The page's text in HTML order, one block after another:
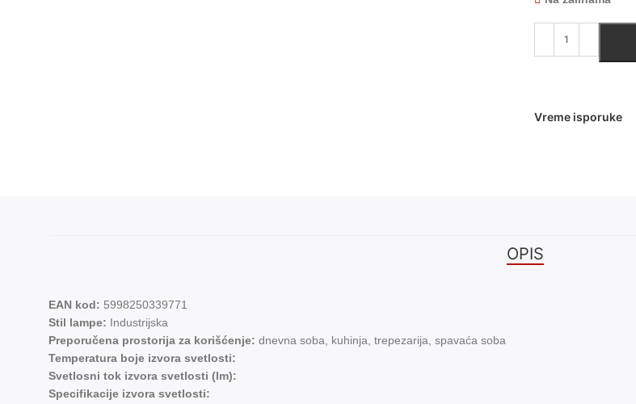
Vreme isporuke
OPIS
EAN kod: 5998250339771
Stil lampe: Industrijska
Preporučena prostorija za korišćenje: dnevna soba, kuhinja, trepezarija, spavaća soba
Temperatura boje izvora svetlosti:
Svetlosni tok izvora svetlosti (lm):
Specifikacije izvora svetlosti: